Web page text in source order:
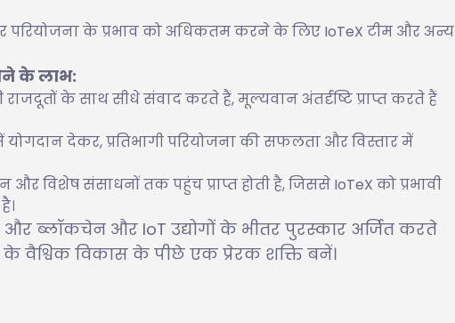
परियोजना के प्रभाव को अधिकतम करने के लिए IoTeX टीम और अन्य
के लाभ:
राजदूतों के साथ सीधे संवाद करते हैं, मूल्यवान अंतर्दृष्टि प्राप्त करते हैं
देकर, प्रतिभागी परियोजना की सफलता और विस्तार में
और विशेष संसाधनों तक पहुंच प्राप्त होती है, जिससे IoTeX को प्रभावी
और ब्लॉकचेन और IoT उद्योगों के भीतर पुरस्कार अर्जित करते
विकास के पीछे एक प्रेरक शक्ति बनें।